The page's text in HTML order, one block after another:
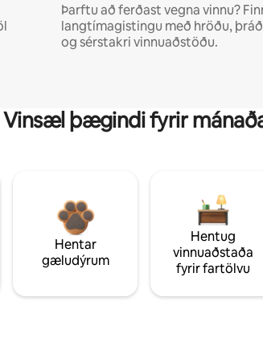
Þarftu að ferðast vegna vinnu?
langtímagistingu með hröðu,
og sérstakri vinnuaðstöðu.
Vinsæl þægindi fyrir
Hentar
gæludýrum
Hentug
vinnuaðstaða
fyrir fartölvu